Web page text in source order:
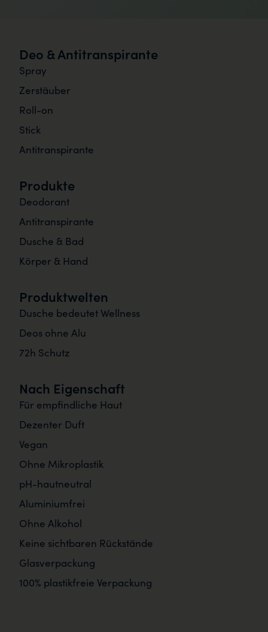
Deo & Antitranspirante
Spray
Zerstäuber
Roll-on
Stick
Antitranspirante
Produkte
Deodorant
Antitranspirante
Dusche & Bad
Körper & Hand
Produktwelten
Dusche bedeutet Wellness
Deos ohne Alu
72h Schutz
Nach Eigenschaft
Für empfindliche Haut
Dezenter Duft
Vegan
Ohne Mikroplastik
pH-hautneutral
Aluminiumfrei
Ohne Alkohol
Keine sichtbaren Rückstände
Glasverpackung
100% plastikfreie Verpackung